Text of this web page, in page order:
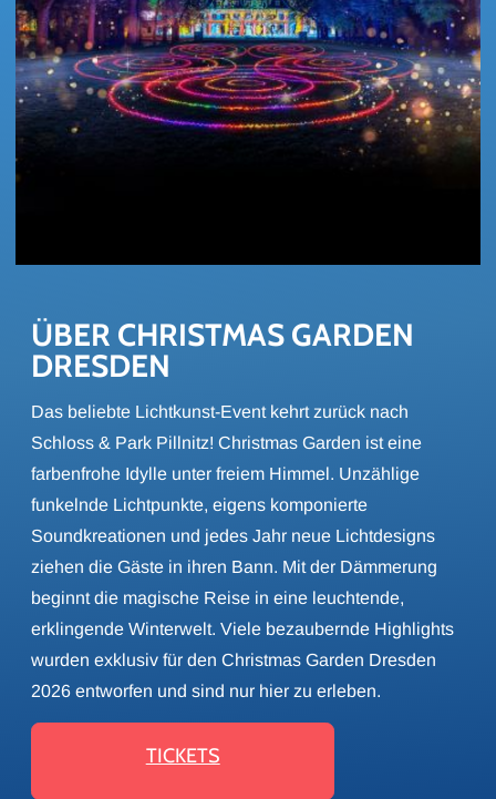
ÜBER CHRIST­MAS GAR­DEN
DRES­DEN
Das beliebte Lichtkunst-Event kehrt zurück nach
Schloss & Park Pillnitz! Christmas Garden ist eine
farbenfrohe Idylle unter freiem Himmel. Unzählige
funkelnde Lichtpunkte, eigens komponierte
Soundkreationen und jedes Jahr neue Lichtdesigns
ziehen die Gäste in ihren Bann. Mit der Dämmerung
beginnt die magische Reise in eine leuchtende,
erklingende Winterwelt. Viele bezaubernde Highlights
wurden exklusiv für den Christmas Garden Dresden
2026 entworfen und sind nur hier zu erleben.
TICKETS